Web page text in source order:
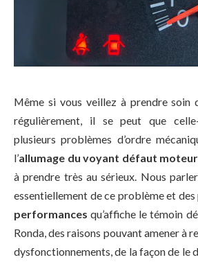
Même si vous veillez à prendre soin
régulièrement, il se peut que
plusieurs problèmes d’ordre
l’allumage du voyant défaut
à prendre très au sérieux. Nous
essentiellement de ce problème et
performances qu’affiche le témoin
Ronda, des raisons pouvant amener à
dysfonctionnements, de la façon de le